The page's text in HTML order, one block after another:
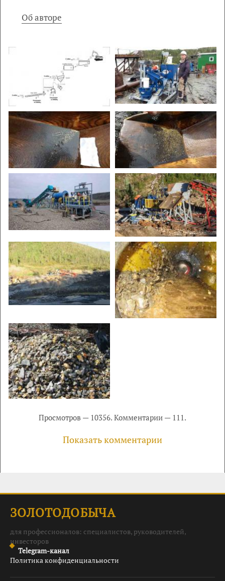
Об авторе
Просмотров — 10356. Комментарии — 111.
Показать комментарии
ЗОЛОТОДОБЫЧА
для профессионалов: специалистов, руководителей,
инвесторов
Telegram-канал
Политика конфиденциальности